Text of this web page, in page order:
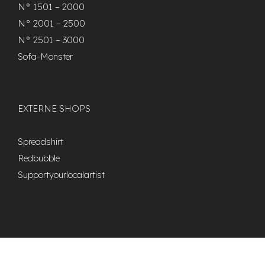
N° 1501 – 2000
N° 2001 – 2500
N° 2501 – 3000
Sofa-Monster
EXTERNE SHOPS
Spreadshirt
Redbubble
Supportyourlocalartist